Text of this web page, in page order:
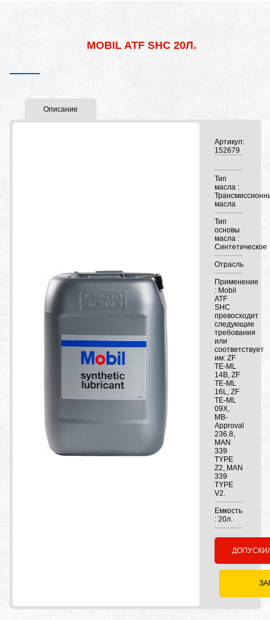
MOBIL ATF SHC 20Л.
Описание
Артикул:
152679
Тип
масла :
масла
Тип
основы
масла :
Синтетическое
Отрасль
Применение
: Mobil
ATF
SHC
превосходит
следующие
требования
или
соответствует
им: ZF
TE-ML
14B, ZF
TE-ML
16L, ZF
TE-ML
09X,
MB-
Approval
236.8,
MAN
339
TYPE
Z2, MAN
339
TYPE
V2.
Емкость
: 20л.